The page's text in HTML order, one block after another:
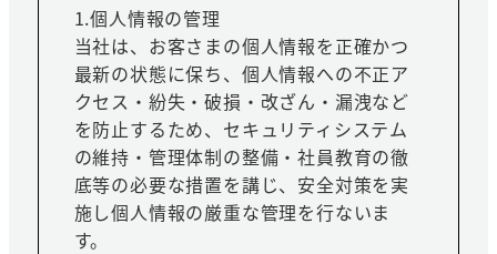
1.個人情報の管理
当社は、お客さまの個人情報を正確かつ
最新の状態に保ち、個人情報への不正ア
クセス・紛失・破損・改ざん・漏洩など
を防止するため、セキュリティシステム
の維持・管理体制の整備・社員教育の徹
底等の必要な措置を講じ、安全対策を実
施し個人情報の厳重な管理を行ないま
す。